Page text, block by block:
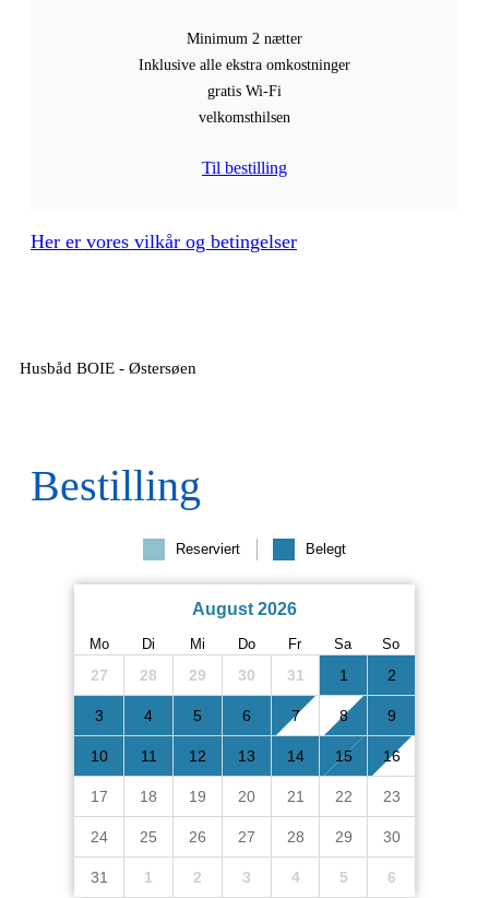
Minimum 2 nætter
Inklusive alle ekstra omkostninger
gratis Wi-Fi
velkomsthilsen
Til bestilling
Her er vores vilkår og betingelser
Husbåd BOIE - Østersøen
Bestilling
Reserviert Belegt
August 2026
Mo Di Mi Do Fr Sa So
27 28 29 30 31 1 2
3 4 5 6 7 8 9
10 11 12 13 14 15 16
17 18 19 20 21 22 23
24 25 26 27 28 29 30
31 1 2 3 4 5 6